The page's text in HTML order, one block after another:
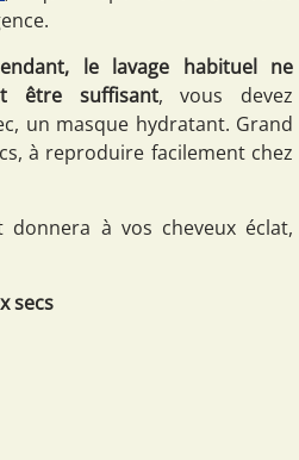
le lavage habituel ne
être suffisant, vous devez
un masque hydratant. Grand
à reproduire facilement chez
à vos cheveux éclat,
secs